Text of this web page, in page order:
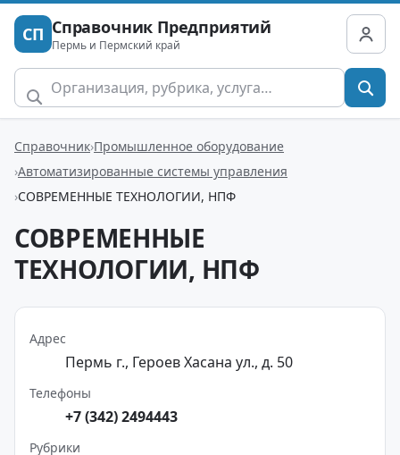
СП Справочник Предприятий
Пермь и Пермский край
Справочник Промышленное оборудование
Автоматизированные системы управления
СОВРЕМЕННЫЕ ТЕХНОЛОГИИ, НПФ
СОВРЕМЕННЫЕ
ТЕХНОЛОГИИ, НПФ
Адрес
Пермь г., Героев Хасана ул., д. 50
Телефоны
+7 (342) 2494443
Рубрики